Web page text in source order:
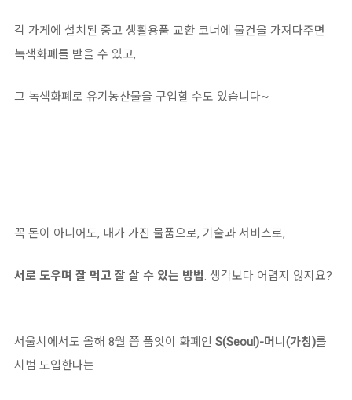
각 가게에 설치된 중고 생활용품 교환 코너에 물건을 가져다주면
녹색화폐를 받을 수 있고,
그 녹색화폐로 유기농산물을 구입할 수도 있습니다~
꼭 돈이 아니어도, 내가 가진 물품으로, 기술과 서비스로,
서로 도우며 잘 먹고 잘 살 수 있는 방법. 생각보다 어렵지 않지요?
서울시에서도 올해 8월 쯤 품앗이 화폐인 S(Seoul)-머니(가칭)를
시범 도입한다는